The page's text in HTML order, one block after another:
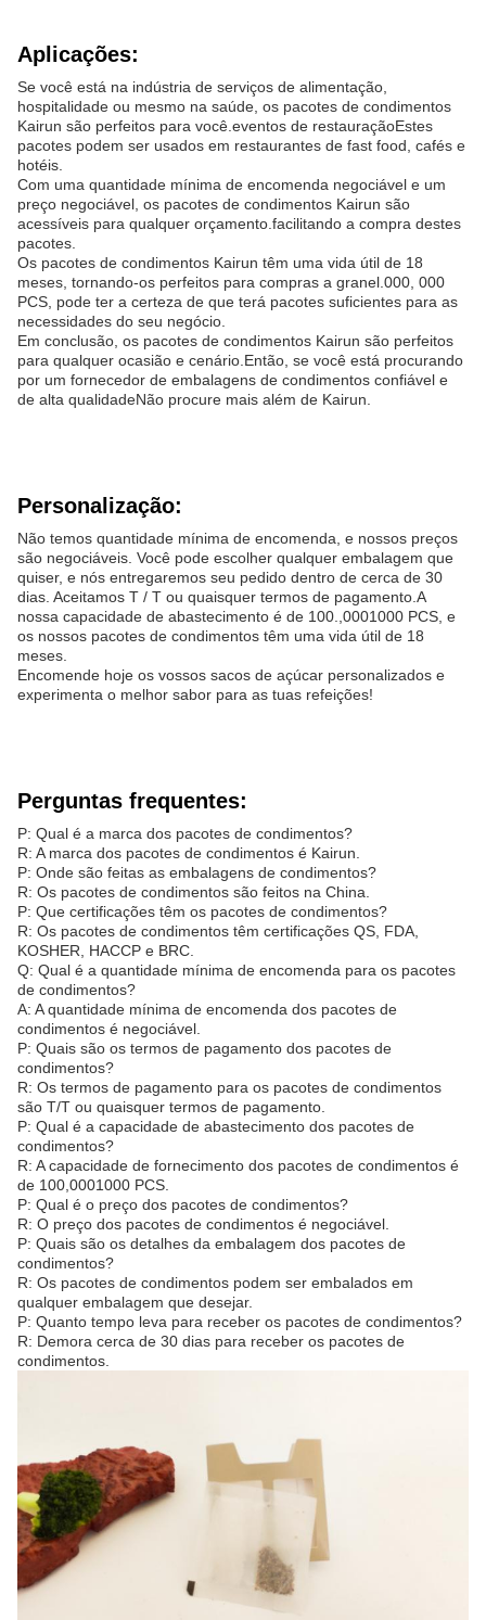
Aplicações:
Se você está na indústria de serviços de alimentação,
hospitalidade ou mesmo na saúde, os pacotes de condimentos
Kairun são perfeitos para você.eventos de restauraçãoEstes
pacotes podem ser usados em restaurantes de fast food, cafés e
hotéis.
Com uma quantidade mínima de encomenda negociável e um
preço negociável, os pacotes de condimentos Kairun são
acessíveis para qualquer orçamento.facilitando a compra destes
pacotes.
Os pacotes de condimentos Kairun têm uma vida útil de 18
meses, tornando-os perfeitos para compras a granel.000, 000
PCS, pode ter a certeza de que terá pacotes suficientes para as
necessidades do seu negócio.
Em conclusão, os pacotes de condimentos Kairun são perfeitos
para qualquer ocasião e cenário.Então, se você está procurando
por um fornecedor de embalagens de condimentos confiável e
de alta qualidadeNão procure mais além de Kairun.
Personalização:
Não temos quantidade mínima de encomenda, e nossos preços
são negociáveis. Você pode escolher qualquer embalagem que
quiser, e nós entregaremos seu pedido dentro de cerca de 30
dias. Aceitamos T / T ou quaisquer termos de pagamento.A
nossa capacidade de abastecimento é de 100.,0001000 PCS, e
os nossos pacotes de condimentos têm uma vida útil de 18
meses.
Encomende hoje os vossos sacos de açúcar personalizados e
experimenta o melhor sabor para as tuas refeições!
Perguntas frequentes:
P: Qual é a marca dos pacotes de condimentos?
R: A marca dos pacotes de condimentos é Kairun.
P: Onde são feitas as embalagens de condimentos?
R: Os pacotes de condimentos são feitos na China.
P: Que certificações têm os pacotes de condimentos?
R: Os pacotes de condimentos têm certificações QS, FDA,
KOSHER, HACCP e BRC.
Q: Qual é a quantidade mínima de encomenda para os pacotes
de condimentos?
A: A quantidade mínima de encomenda dos pacotes de
condimentos é negociável.
P: Quais são os termos de pagamento dos pacotes de
condimentos?
R: Os termos de pagamento para os pacotes de condimentos
são T/T ou quaisquer termos de pagamento.
P: Qual é a capacidade de abastecimento dos pacotes de
condimentos?
R: A capacidade de fornecimento dos pacotes de condimentos é
de 100,0001000 PCS.
P: Qual é o preço dos pacotes de condimentos?
R: O preço dos pacotes de condimentos é negociável.
P: Quais são os detalhes da embalagem dos pacotes de
condimentos?
R: Os pacotes de condimentos podem ser embalados em
qualquer embalagem que desejar.
P: Quanto tempo leva para receber os pacotes de condimentos?
R: Demora cerca de 30 dias para receber os pacotes de
condimentos.